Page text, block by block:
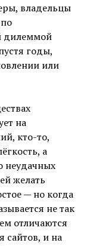
владельцы
дилеммой
годы,
или
на
кто-то,
а
неудачных
желать
— но когда
не так
отличаются
сайтов, и на